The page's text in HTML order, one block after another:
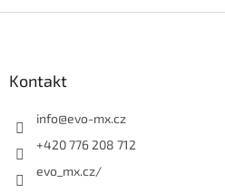
Kontakt
info@evo-mx.cz
+420 776 208 712
evo_mx.cz/